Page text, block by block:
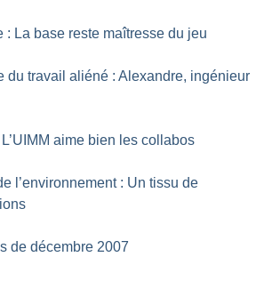
: La base reste maîtresse du jeu
du travail aliéné : Alexandre, ingénieur
aime bien les collabos
l’environnement : Un tissu de
de décembre 2007